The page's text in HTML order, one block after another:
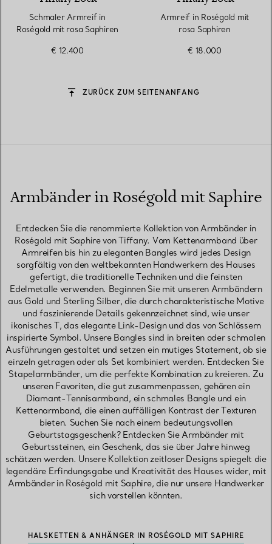
Schmaler Armreif in
Roségold mit rosa Saphiren
€ 12.400
Armreif in Roségold mit
rosa Saphiren
€ 18.000
ZURÜCK ZUM SEITENANFANG
Armbänder in Roségold mit Saphire
Entdecken Sie die renommierte Kollektion von Armbänder in
Roségold mit Saphire von Tiffany. Vom Kettenarmband über
Armreifen bis hin zu eleganten Bangles wird jedes Design
sorgfältig von den weltbekannten Handwerkern des Hauses
gefertigt, die traditionelle Techniken und die feinsten
Edelmetalle verwenden. Beginnen Sie mit unseren Armbändern
aus Gold und Sterling Silber, die durch charakteristische Motive
und faszinierende Details gekennzeichnet sind, wie unser
ikonisches T, das elegante Link-Design und das von Schlössern
inspirierte Symbol. Unsere Bangles sind in breiten oder schmalen
Ausführungen gestaltet und setzen ein mutiges Statement, ob sie
einzeln getragen oder als Set kombiniert werden. Entdecken Sie
Stapelarmbänder, um die perfekte Kombination zu kreieren. Zu
unseren Favoriten, die gut zusammenpassen, gehören ein
Diamant-Tennisarmband, ein schmales Bangle und ein
Kettenarmband, die einen auffälligen Kontrast der Texturen
bieten. Suchen Sie nach einem bedeutungsvollen
Geburtstagsgeschenk? Entdecken Sie Armbänder mit
Geburtssteinen, ein Geschenk, das sie über Jahre hinweg
schätzen werden. Unsere Kollektion zeitloser Designs spiegelt die
legendäre Erfindungsgabe und Kreativität des Hauses wider, mit
Armbänder in Roségold mit Saphire, die nur unsere Handwerker
sich vorstellen könnten.
HALSKETTEN & ANHÄNGER IN ROSÉGOLD MIT SAPHIRE